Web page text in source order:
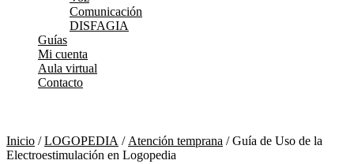
Comunicación
DISFAGIA
Guías
Mi cuenta
Aula virtual
Contacto
Inicio /LOGOPEDIA / Atención temprana / Guía de Uso de la
Electroestimulación en Logopedia